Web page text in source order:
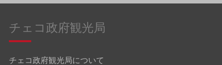
チェコ政府観光局
チェコ政府観光局について